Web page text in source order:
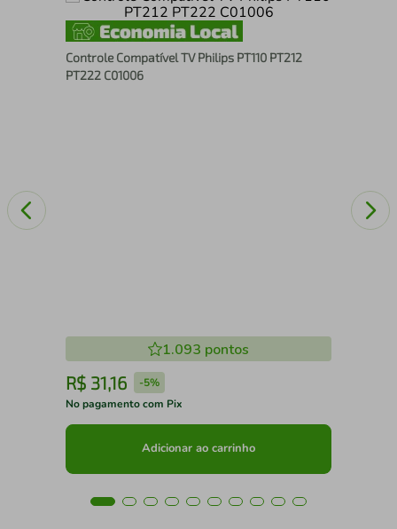
Controle Compatível TV Philips PT110 PT212
PT222 C01006
1.093 pontos
R$ 31,16 -5%
No pagamento com Pix
Adicionar ao carrinho